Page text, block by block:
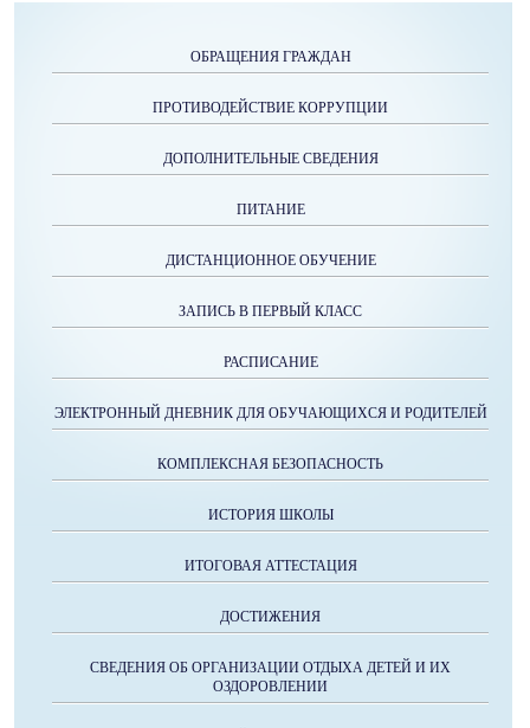
ОБРАЩЕНИЯ ГРАЖДАН
ПРОТИВОДЕЙСТВИЕ КОРРУПЦИИ
ДОПОЛНИТЕЛЬНЫЕ СВЕДЕНИЯ
ПИТАНИЕ
ДИСТАНЦИОННОЕ ОБУЧЕНИЕ
ЗАПИСЬ В ПЕРВЫЙ КЛАСС
РАСПИСАНИЕ
ЭЛЕКТРОННЫЙ ДНЕВНИК ДЛЯ ОБУЧАЮЩИХСЯ И РОДИТЕЛЕЙ
КОМПЛЕКСНАЯ БЕЗОПАСНОСТЬ
ИСТОРИЯ ШКОЛЫ
ИТОГОВАЯ АТТЕСТАЦИЯ
ДОСТИЖЕНИЯ
СВЕДЕНИЯ ОБ ОРГАНИЗАЦИИ ОТДЫХА ДЕТЕЙ И ИХ
ОЗДОРОВЛЕНИИ